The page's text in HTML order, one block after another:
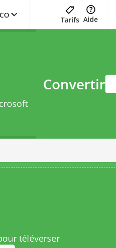
Tarifs Aide
Convertir
téléverser